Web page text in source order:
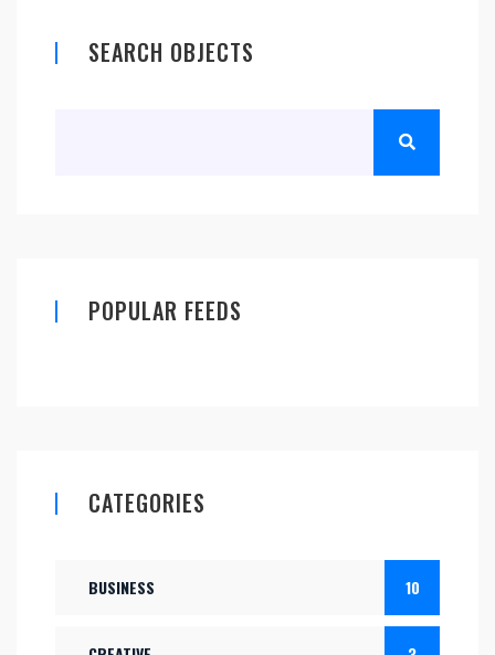
SEARCH OBJECTS
POPULAR FEEDS
CATEGORIES
BUSINESS 10